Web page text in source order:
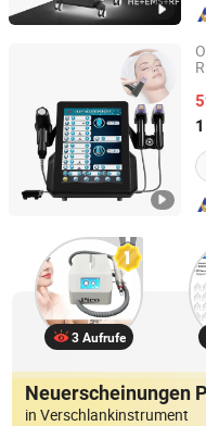
Ofan Intelligent
Guangdong, China
3 Aufrufe
Neuerscheinungen
in Verschlankinstrument